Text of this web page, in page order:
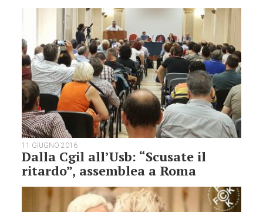
11 GIUGNO 2016
Dalla Cgil all’Usb: “Scusate il
ritardo”, assemblea a Roma